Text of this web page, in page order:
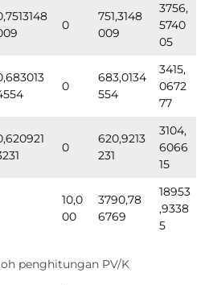
0
751,3148
009
3756,
5740
05
0
683,0134
554
3415,
0672
77
0
620,9213
231
3104,
6066
15
10,0
00
3790,78
6769
18953
,9338
5
penghitungan PV/K